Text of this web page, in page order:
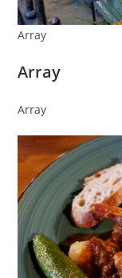
Array
Array
Array